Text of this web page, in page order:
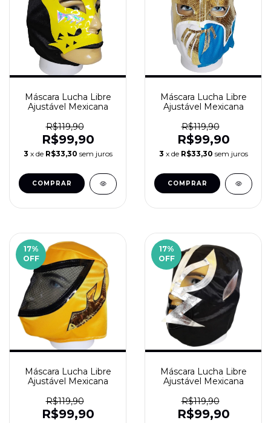
Máscara Lucha Libre
Ajustável Mexicana
R$119,90
R$99,90
3 x de R$33,30 sem juros
Máscara Lucha Libre
Ajustável Mexicana
R$119,90
R$99,90
3 x de R$33,30 sem juros
17%
OFF
Máscara Lucha Libre
Ajustável Mexicana
R$119,90
R$99,90
17%
OFF
Máscara Lucha Libre
Ajustável Mexicana
R$119,90
R$99,90